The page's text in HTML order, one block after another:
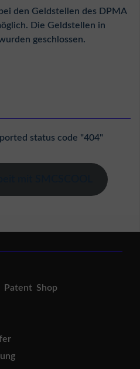
den Geldstellen des DPMA
Die Geldstellen in
geschlossen.
status code "404"
Patent Shop